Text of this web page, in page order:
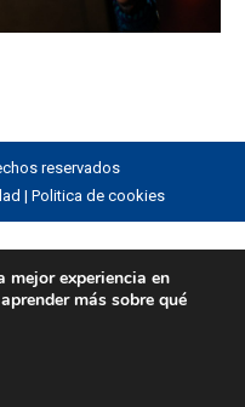
reservados
| Politica de cookies
mejor experiencia en
más sobre qué